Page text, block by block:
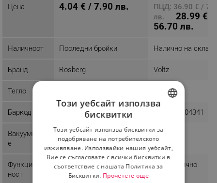
Цена 4.04 € / 7.90 лв.
ПЦД: 36.90 € /
лв.
28.99 € /
56.70 лв.
Наличност Последни бройки Налично на склад
Бранд Rosberg Voltz
Тегло 0.93 kg
Баркод 3800237044764 3800235304341
Вакуумиран
е
Сух
Функционал
ност
Автоматично
Този уебсайт използва
бисквитки
Този уебсайт използва бисквитки за
подобряване на потребителското
изживяване. Използвайки нашия уебсайт,
Вие се съгласявате с всички бисквитки в
съответствие с нашата Политика за
Бисквитки. Прочетете още